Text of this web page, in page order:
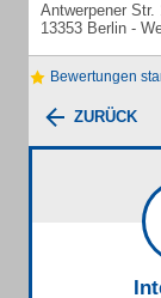
Antwerpener Str.
13353 Berlin -
Bewertungen
ZURÜCK